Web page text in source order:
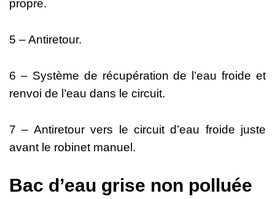
propre.
5 – Antiretour.
6 – Système de récupération de l’eau froide et
renvoi de l’eau dans le circuit.
7 – Antiretour vers le circuit d’eau froide juste
avant le robinet manuel.
Bac d’eau grise non polluée